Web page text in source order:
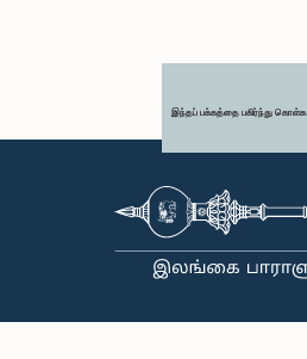
இந்தப் பக்கத்தை பகிர்ந்து கொள்க